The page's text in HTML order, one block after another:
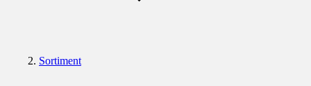
Sortiment